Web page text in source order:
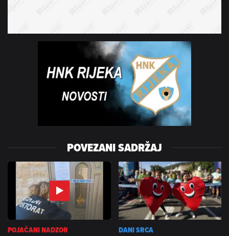
POVEZANI SADRŽAJ
POJAČANI NADZOR DANI SRCA